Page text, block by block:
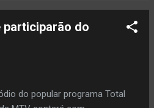
participarão do
do popular programa Total